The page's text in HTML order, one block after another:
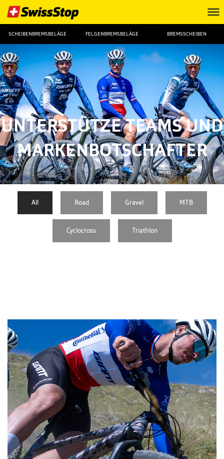
SCHEIBENBREMSBELÄGE FELGENBREMSBELÄGE BREMSSCHEIBEN
UNTERSTÜTZE TEAMS UND
MARKENBOTSCHAFTER
FOTO: ©RemiFABREGUE_AgenceKROS
All Road Gravel MTB
Cyclocross Triathlon